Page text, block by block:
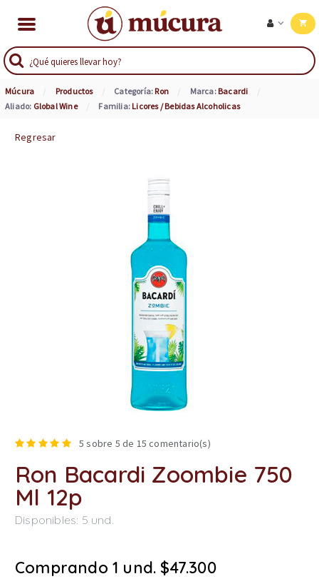
Múcura Productos Categoría: Ron Marca: Bacardi
Aliado: Global Wine Familia: Licores / Bebidas Alcoholicas
Regresar
5 sobre 5 de 15 comentario(s)
Ron Bacardi Zoombie 750
Ml 12p
Disponibles: 5 und.
Comprando 1 und. $47.300